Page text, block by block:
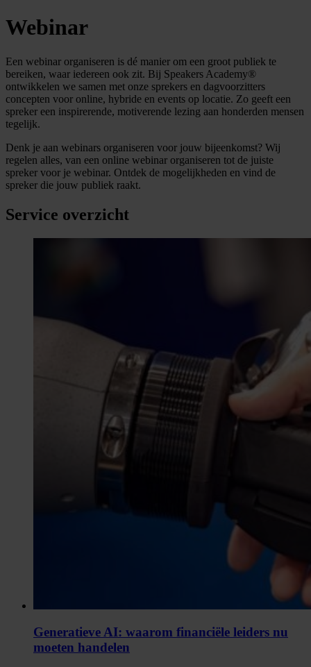
Webinar
Een webinar organiseren is dé manier om een groot publiek te
bereiken, waar iedereen ook zit. Bij Speakers Academy®
ontwikkelen we samen met onze sprekers en dagvoorzitters
concepten voor online, hybride en events op locatie. Zo geeft een
spreker een inspirerende, motiverende lezing aan honderden mensen
tegelijk.
Denk je aan webinars organiseren voor jouw bijeenkomst? Wij
regelen alles, van een online webinar organiseren tot de juiste
spreker voor je webinar. Ontdek de mogelijkheden en vind de
spreker die jouw publiek raakt.
Service overzicht
Generatieve AI: waarom financiële leiders nu
moeten handelen